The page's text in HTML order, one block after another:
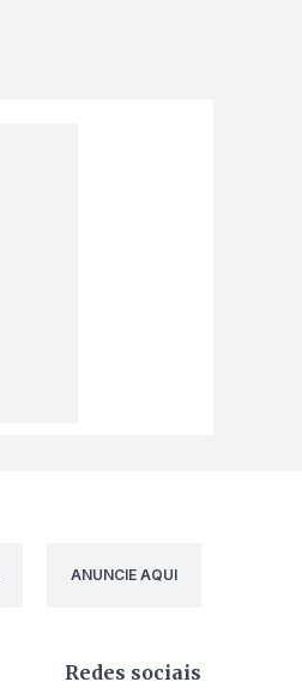
ANUNCIE AQUI
Redes sociais